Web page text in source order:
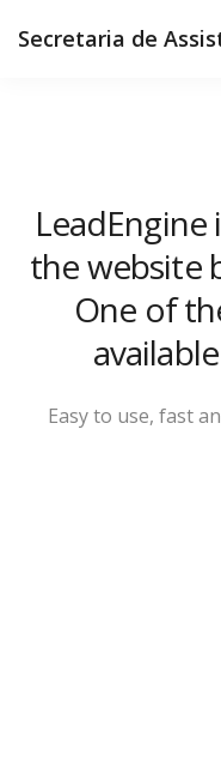
Secretaria de
the website
One of
Easy to use, fast